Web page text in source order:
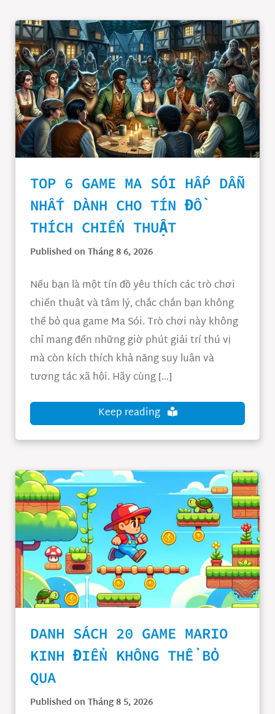
TOP 6 GAME MA SÓI HẤP DẪN
NHẤT DÀNH CHO TÍN ĐỒ
THÍCH CHIẾN THUẬT
Published on Tháng 8 6, 2026
Nếu bạn là một tín đồ yêu thích các trò chơi
chiến thuật và tâm lý, chắc chắn bạn không
thể bỏ qua game Ma Sói. Trò chơi này không
chỉ mang đến những giờ phút giải trí thú vị
mà còn kích thích khả năng suy luận và
tương tác xã hội. Hãy cùng […]
Keep reading
DANH SÁCH 20 GAME MARIO
KINH ĐIỂN KHÔNG THỂ BỎ
QUA
Published on Tháng 8 5, 2026